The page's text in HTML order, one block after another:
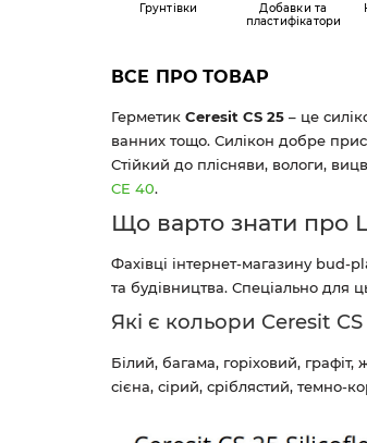
Грунтівки
Добавки та
пластифікатори
ВСЕ ПРО ТОВАР
Герметик Ceresit CS 25 – це
ванних тощо. Силікон добре
Стійкий до плісняви, вологи,
CE 40.
Що варто знати про
Фахівці інтернет-магазину
та будівництва. Спеціально для
Які є кольори Ceresit CS
Білий, багама, горіховий,
сієна, сірий, сріблястий, темно-